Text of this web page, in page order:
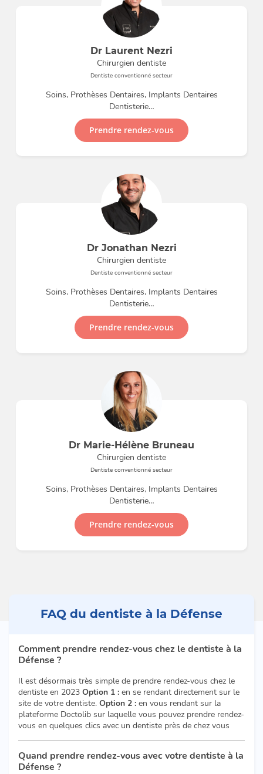
Dr Laurent Nezri
Chirurgien dentiste
Dentiste conventionné secteur
Soins, Prothèses Dentaires, Implants Dentaires
Dentisterie…
Prendre rendez-vous
Dr Jonathan Nezri
Chirurgien dentiste
Dentiste conventionné secteur
Soins, Prothèses Dentaires, Implants Dentaires
Dentisterie…
Prendre rendez-vous
Dr Marie-Hélène Bruneau
Chirurgien dentiste
Dentiste conventionné secteur
Soins, Prothèses Dentaires, Implants Dentaires
Dentisterie…
Prendre rendez-vous
FAQ du dentiste à la Défense
Comment prendre rendez-vous chez le dentiste à la
Défense ?
Il est désormais très simple de prendre rendez-vous chez le
dentiste en 2023 Option 1 : en se rendant directement sur le
site de votre dentiste. Option 2 : en vous rendant sur la
plateforme Doctolib sur laquelle vous pouvez prendre rendez-
vous en quelques clics avec un dentiste près de chez vous
Quand prendre rendez-vous avec votre dentiste à la
Défense ?